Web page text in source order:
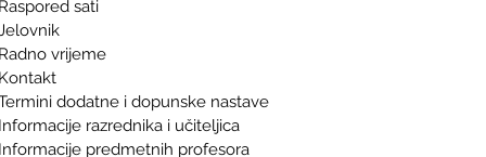
Raspored sati
Radno vrijeme
Kontakt
dodatne i dopunske nastave
Informacije razrednika i učiteljica
Informacije predmetnih profesora